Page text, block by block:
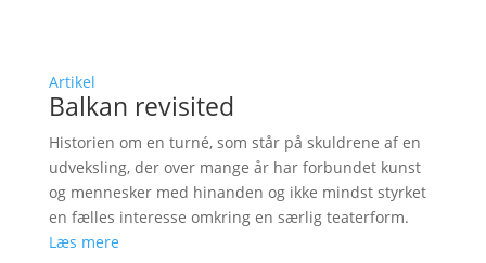
Artikel
Balkan revisited
Historien om en turné, som står på skuldrene af en
udveksling, der over mange år har forbundet kunst
og mennesker med hinanden og ikke mindst styrket
en fælles interesse omkring en særlig teaterform.
Læs mere